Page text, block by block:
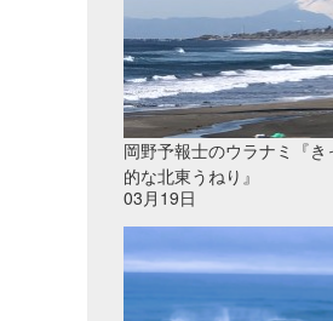
岡野予報士のウラナミ『き
的な北東うねり』
03月19日